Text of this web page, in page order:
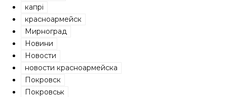
капрі
красноармейск
Мирноград
Новини
Новости
новости красноармейска
Покровск
Покровськ